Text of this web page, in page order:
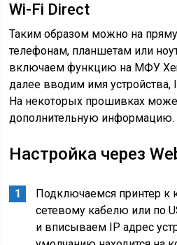
Wi-Fi Direct
Таким образом можно на
телефонам, планшетам или
включаем функцию на МФУ
далее вводим имя устройства,
На некоторых прошивках
дополнительную информацию.
Настройка через
Подключаемся принтер к
сетевому кабелю или по
и вписываем IP адрес